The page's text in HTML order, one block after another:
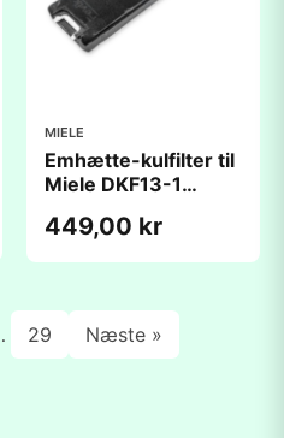
MIELE
Emhætte-kulfilter til
Miele DKF13-1
kompatibelt
449,00 kr
29 Næste »